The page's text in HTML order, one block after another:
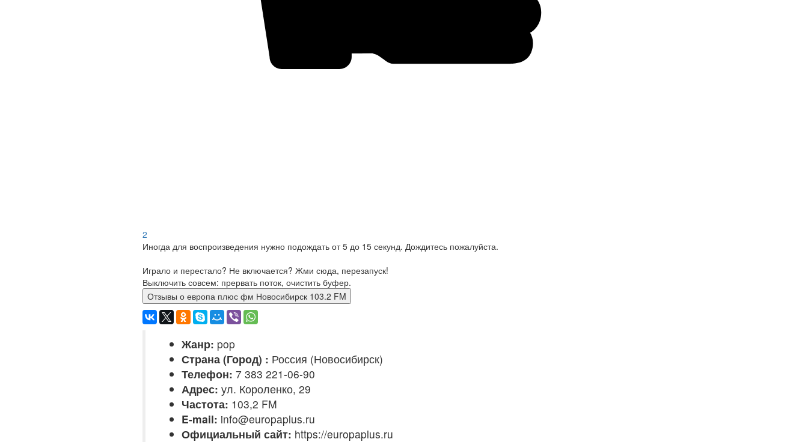
2
Иногда для воспроизведения нужно подождать от 5 до 15 секунд. Дождитесь пожалуйста.
Играло и перестало? Не включается? Жми сюда, перезапуск!
Выключить совсем: прервать поток, очистить буфер.
Отзывы о европа плюс фм Новосибирск 103.2 FM
Жанр: pop
Страна (Город) : Россия (Новосибирск)
Телефон: 7 383 221-06-90
Адрес: ул. Короленко, 29
Частота: 103,2 FM
E-mail: info@europaplus.ru
Официальный сайт: https://europaplus.ru